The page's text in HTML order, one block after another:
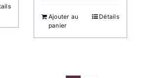
Ajouter au
panier
Détails